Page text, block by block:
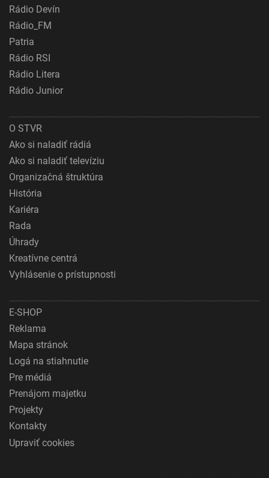
Rádio Devín
Rádio_FM
Patria
Rádio RSI
Rádio Litera
Rádio Junior
O STVR
Ako si naladiť rádiá
Ako si naladiť televíziu
Organizačná štruktúra
História
Kariéra
Rada
Úhrady
Kreatívne centrá
Vyhlásenie o prístupnosti
E-SHOP
Reklama
Mapa stránok
Logá na stiahnutie
Pre médiá
Prenájom majetku
Projekty
Kontakty
Upraviť cookies